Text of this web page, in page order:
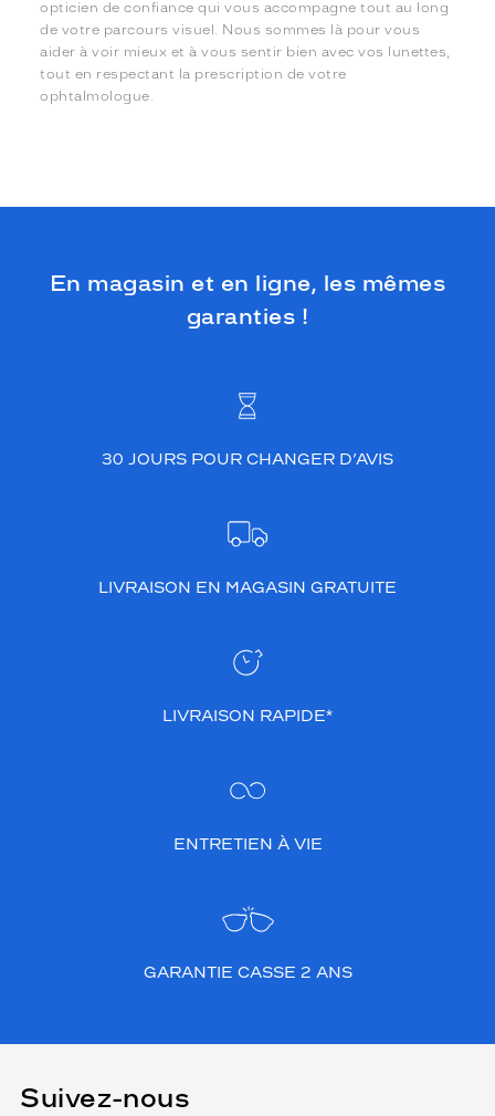
opticien de confiance qui vous accompagne tout au long
de votre parcours visuel. Nous sommes là pour vous
aider à voir mieux et à vous sentir bien avec vos lunettes,
tout en respectant la prescription de votre
ophtalmologue.
En magasin et en ligne, les mêmes
garanties !
30 JOURS POUR CHANGER D’AVIS
LIVRAISON EN MAGASIN GRATUITE
LIVRAISON RAPIDE*
ENTRETIEN À VIE
GARANTIE CASSE 2 ANS
Suivez-nous